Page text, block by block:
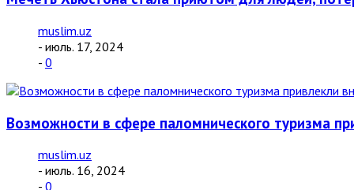
muslim.uz
- июль. 17, 2024
- 0
Возможности в сфере паломнического туризма
muslim.uz
- июль. 16, 2024
- 0